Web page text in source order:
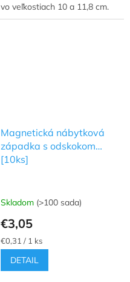
vo veľkostiach 10 a 11,8 cm.
Magnetická nábytková
západka s odskokom
[10ks]
Skladom (>100 sada)
€3,05
Jednotková
cena:
€0,31 / 1 ks
DETAIL